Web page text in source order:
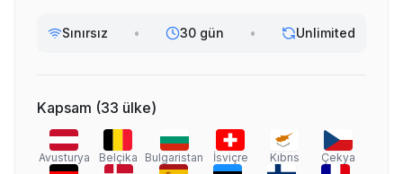
Sınırsız • 30 gün • Unlimited
Kapsam (33 ülke)
Avusturya Belçika Bulgaristan İsviçre Kıbrıs Çekya